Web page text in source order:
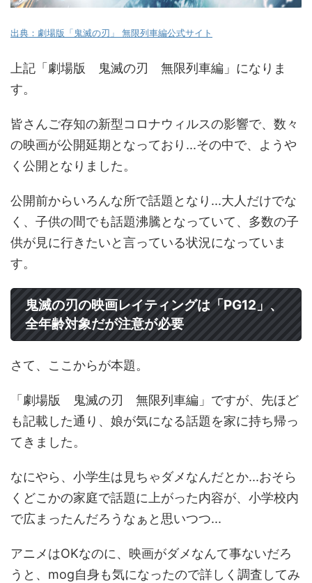
出典：劇場版「鬼滅の刃」 無限列車編公式サイト
上記「劇場版 鬼滅の刃 無限列車編」になりま
す。
皆さんご存知の新型コロナウィルスの影響で、数々
の映画が公開延期となっており...その中で、ようや
く公開となりました。
公開前からいろんな所で話題となり...大人だけでな
く、子供の間でも話題沸騰となっていて、多数の子
供が見に行きたいと言っている状況になっていま
す。
鬼滅の刃の映画レイティングは「PG12」、
全年齢対象だが注意が必要
さて、ここからが本題。
「劇場版 鬼滅の刃 無限列車編」ですが、先ほど
も記載した通り、娘が気になる話題を家に持ち帰っ
てきました。
なにやら、小学生は見ちゃダメなんだとか...おそら
くどこかの家庭で話題に上がった内容が、小学校内
で広まったんだろうなぁと思いつつ...
アニメはOKなのに、映画がダメなんて事ないだろ
うと、mog自身も気になったので詳しく調査してみ